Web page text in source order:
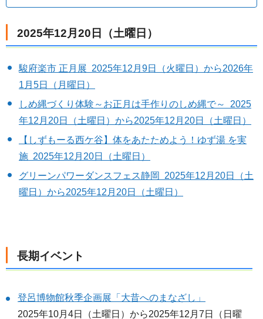
2025年12月20日（土曜日）
駿府楽市 正月展 2025年12月9日（火曜日）から2026年
1月5日（月曜日）
しめ縄づくり体験～お正月は手作りのしめ縄で～ 2025
年12月20日（土曜日）から2025年12月20日（土曜日）
【しずもーる西ケ谷】体をあたためよう！ゆず湯 を実
施 2025年12月20日（土曜日）
グリーンパワーダンスフェス静岡 2025年12月20日（土
曜日）から2025年12月20日（土曜日）
長期イベント
登呂博物館秋季企画展「大昔へのまなざし」
2025年10月4日（土曜日）から2025年12月7日（日曜